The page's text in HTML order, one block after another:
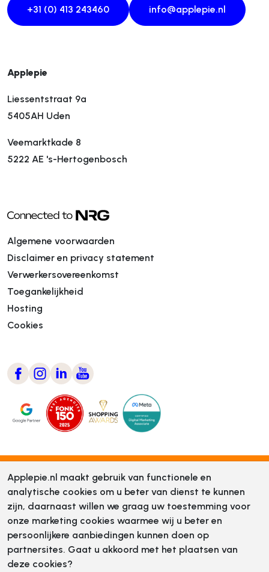
+31 (0) 413 243460 info@applepie.nl
Applepie
Liessentstraat 9a
5405AH Uden
Veemarktkade 8
5222 AE 's-Hertogenbosch
Algemene voorwaarden
Disclaimer en privacy statement
Verwerkersovereenkomst
Toegankelijkheid
Hosting
Cookies
Applepie.nl maakt gebruik van functionele en
analytische cookies om u beter van dienst te kunnen
zijn, daarnaast willen we graag uw toestemming voor
onze marketing cookies waarmee wij u beter en
persoonlijkere aanbiedingen kunnen doen op
partnersites. Gaat u akkoord met het plaatsen van
deze cookies?